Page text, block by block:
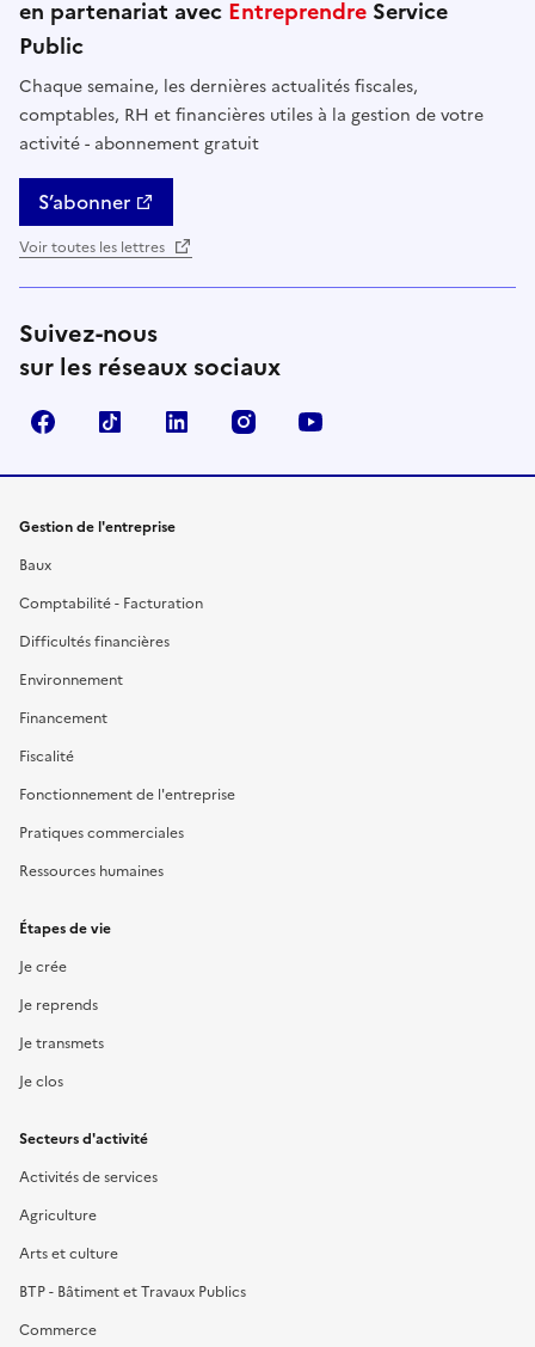
en partenariat avec Entreprendre Service
Public
Chaque semaine, les dernières actualités fiscales,
comptables, RH et financières utiles à la gestion de votre
activité - abonnement gratuit
S’abonner
Voir toutes les lettres
Suivez-nous
sur les réseaux sociaux
FacebookTikTok Linkedin Instagram
Gestion de l'entreprise
Baux
Comptabilité - Facturation
Difficultés financières
Environnement
Financement
Fiscalité
Fonctionnement de l'entreprise
Pratiques commerciales
Ressources humaines
Étapes de vie
Je crée
Je reprends
Je transmets
Je clos
Secteurs d'activité
Activités de services
Agriculture
Arts et culture
BTP - Bâtiment et Travaux Publics
Commerce